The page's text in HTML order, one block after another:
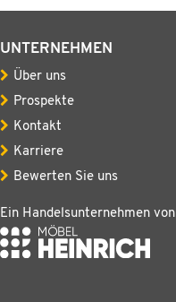
UNTERNEHMEN
Über uns
Prospekte
Kontakt
Karriere
Bewerten Sie uns
Ein Handelsunternehmen von